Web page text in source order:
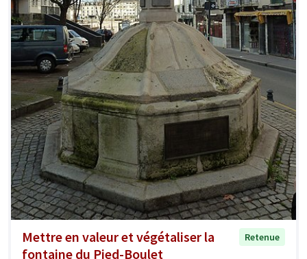
Mettre en valeur et végétaliser la
fontaine du Pied-Boulet
Retenue